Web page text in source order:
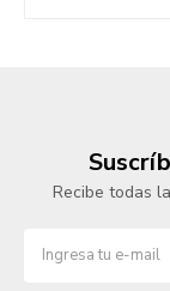
Recibe todas